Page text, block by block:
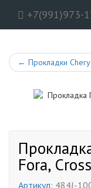
+7(991)973-
← Прокладки
Fora,
Артикул: 484J-